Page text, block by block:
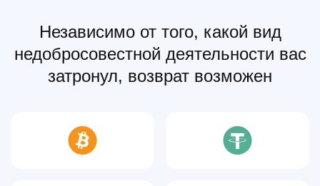
Независимо от того, какой вид
недобросовестной деятельности вас
затронул, возврат возможен